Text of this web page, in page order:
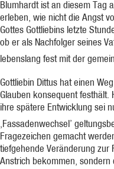
Blumhardt ist an diesem Tag
erleben, wie nicht die Angst
Gottes Gottliebins letzte
ob er als Nachfolger seines
lebenslang fest mit der
Gottliebin Dittus hat einen
Glauben konsequent festhält.
ihre spätere Entwicklung sei
,Fassadenwechsel’
Fragezeichen gemacht
tiefgehende Veränderung zur
Anstrich bekommen,